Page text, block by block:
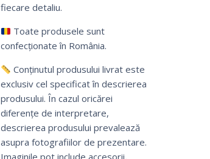
fiecare detaliu.
Toate produsele sunt
confecționate în România.
Conținutul produsului livrat este
exclusiv cel specificat în descrierea
produsului. În cazul oricărei
diferențe de interpretare,
descrierea produsului prevalează
asupra fotografiilor de prezentare.